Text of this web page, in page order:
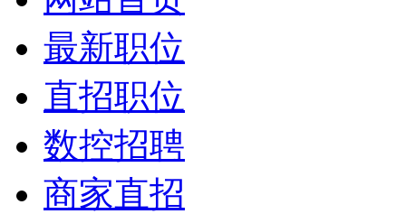
最新职位
直招职位
数控招聘
商家直招